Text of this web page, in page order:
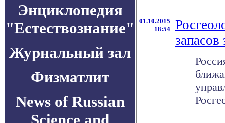
Энциклопедия
"Естествознание"
Журнальный зал
Физматлит
News of Russian
01.10.2015
18:54
запасов